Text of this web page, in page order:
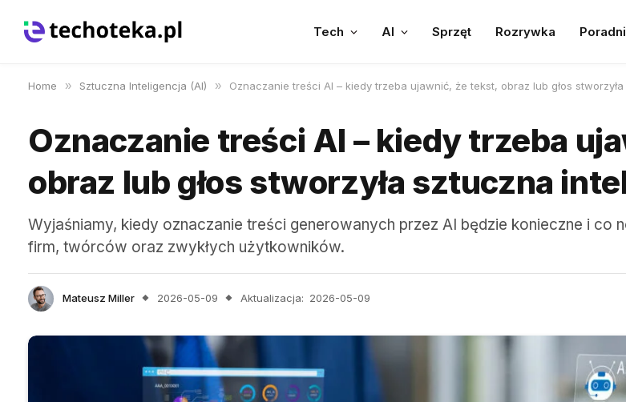
Tech AI Sprzęt Rozrywka
Home » Sztuczna Inteligencja (AI) » Oznaczanie treści AI – kiedy trzeba ujawnić, że tekst, obraz lub głos
Oznaczanie treści AI – kiedy trzeba
obraz lub głos stworzyła sztuczna
Wyjaśniamy, kiedy oznaczanie treści generowanych przez AI będzie konieczne i co
firm, twórców oraz zwykłych użytkowników.
Mateusz Miller 2026-05-09 Aktualizacja: 2026-05-09